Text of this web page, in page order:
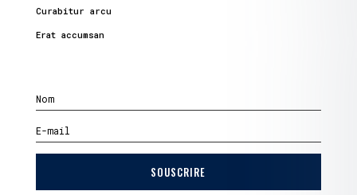
Curabitur arcu
Erat accumsan
SOUSCRIRE